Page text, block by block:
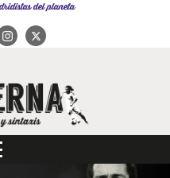
del planeta